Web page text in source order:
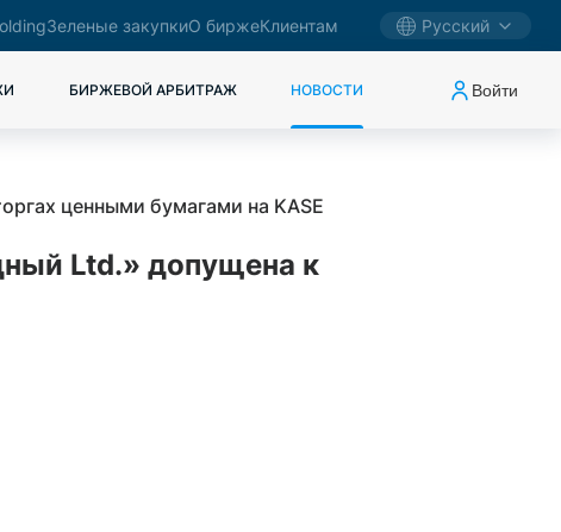
Зеленые закупкиО биржеКлиентам Русский
БИРЖЕВОЙ АРБИТРАЖ НОВОСТИ Войти
ценными бумагами на KASE
Ltd.» допущена к